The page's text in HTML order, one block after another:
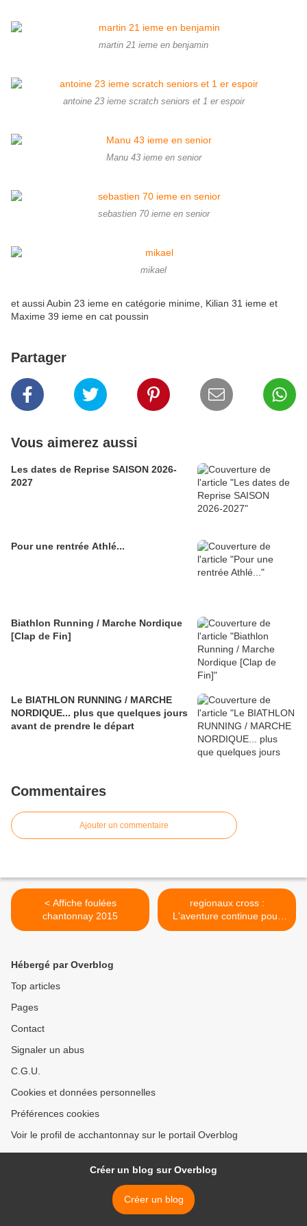
martin 21 ieme en benjamin
antoine 23 ieme scratch seniors et 1 er espoir
Manu 43 ieme en senior
sebastien 70 ieme en senior
mikael
et aussi Aubin 23 ieme en catégorie minime, Kilian 31 ieme et
Maxime 39 ieme en cat poussin
Partager
Vous aimerez aussi
Les dates de Reprise SAISON 2026-
2027
Pour une rentrée Athlé...
Biathlon Running / Marche Nordique
[Clap de Fin]
Le BIATHLON RUNNING / MARCHE
NORDIQUE... plus que quelques jours
avant de prendre le départ
Commentaires
Ajouter un commentaire
< Affiche foulées
chantonnay 2015
regionaux cross :
L'aventure continue pour
Antoine >
Hébergé par Overblog
Top articles
Pages
Contact
Signaler un abus
C.G.U.
Cookies et données personnelles
Préférences cookies
Voir le profil de acchantonnay sur le portail Overblog
Créer un blog sur Overblog
Créer un blog